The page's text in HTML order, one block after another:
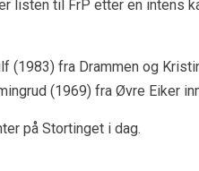
listen til FrP etter en intens
(1983) fra Drammen og
(1969) fra Øvre Eiker
på Stortinget i dag.